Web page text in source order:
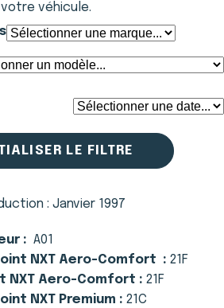
votre véhicule.
LE FILTRE
: Janvier 1997
: A01
NXT Aero-Comfort : 21F
NXT Aero-Comfort : 21F
NXT Premium : 21C